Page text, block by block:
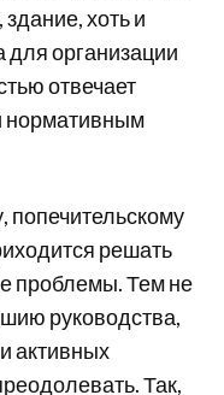
хоть и
для организации
отвечает
нормативным
попечительскому
решать
проблемы. Тем не
руководства,
активных
Так,